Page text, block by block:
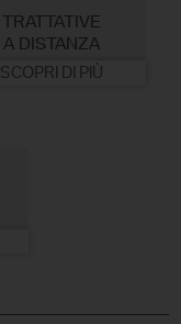
TRATTATIVE
A DISTANZA
SCOPRI DI PIÙ